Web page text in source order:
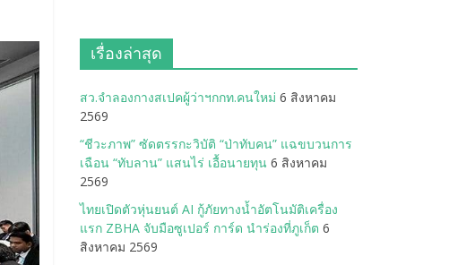
เรื่องล่าสุด
สว.จำลองกางสเปคผู้ว่าฯกกท.คนใหม่ 6 สิงหาคม
2569
“ชีวะภาพ” ซัดตรรกะวิบัติ “ป่าทับคน” แฉขบวนการ
เฉือน “ทับลาน” แสนไร่ เอื้อนายทุน 6 สิงหาคม
2569
ไทยเปิดตัวหุ่นยนต์ AI กู้ภัยทางน้ำอัตโนมัติเครื่อง
แรก ZBHA จับมือซูเปอร์ การ์ด นำร่องที่ภูเก็ต 6
สิงหาคม 2569